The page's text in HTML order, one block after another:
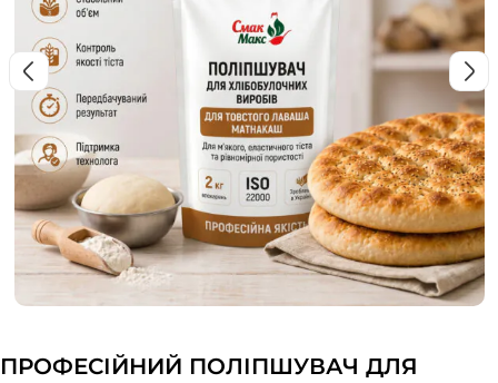
ПРОФЕСІЙНИЙ ПОЛІПШУВАЧ ДЛЯ